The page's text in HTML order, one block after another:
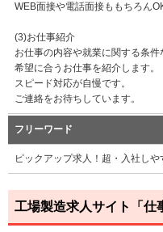
WEB面接や電話面接ももちろん
(3)お仕事紹介
お仕事の内容や就業に関する条件
希望に合うお仕事を紹介します。
スピード対応が自慢です。
ご連絡をお待ちしています。
フリーワード
ピックアップ求人！超・入社し
工場製造求人サイト「仕